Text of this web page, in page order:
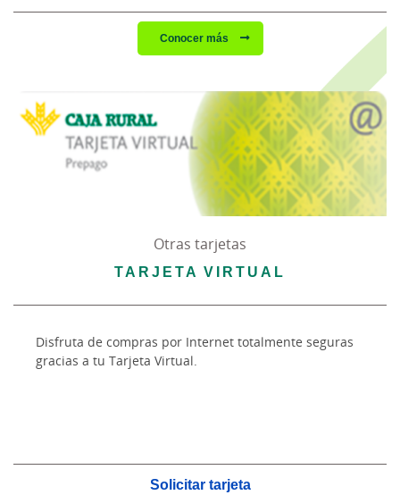
Conocer más
Otras tarjetas
TARJETA VIRTUAL
Disfruta de compras por Internet totalmente seguras
gracias a tu Tarjeta Virtual.
Solicitar tarjeta